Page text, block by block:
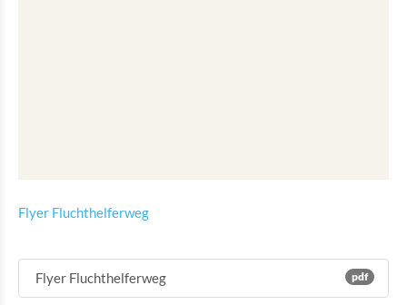
Flyer Fluchthelferweg
pdf
Flyer Fluchthelferweg